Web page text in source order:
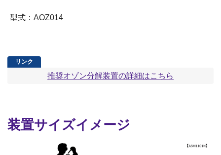
型式：AOZ014
推奨オゾン分解装置の詳細はこちら
装置サイズイメージ